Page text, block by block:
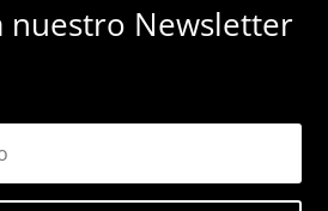
nuestro Newsletter